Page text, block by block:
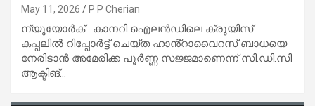
May 11, 2026 P P Cherian
ന്യൂയോർക് : കാനറി ഐലൻഡിലെ ക്രൂയിസ്
കപ്പലിൽ റിപ്പോർട്ട് ചെയ്ത ഹാൻ്റാവൈറസ് ബാധയെ
നേരിടാൻ അമേരിക്ക പൂർണ്ണ സജ്ജമാണെന്ന് സി.ഡി.സി
ആക്ടിങ്…